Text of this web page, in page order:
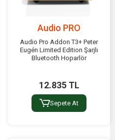
Audio PRO
Audio Pro Addon T3+ Peter
Eugén Limited Edition Şarjlı
Bluetooth Hoparlör
12.835 TL
Sepete At